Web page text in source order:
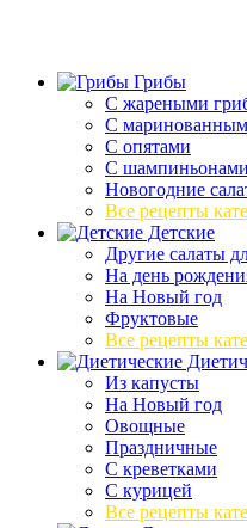
Грибы
C жареными
C
C опятами
C шампиньонами
Новогодние
Все рецепты
Детские
Другие салаты
На день
На Новый год
Фруктовые
Все рецепты
Из капусты
На Новый год
Овощные
Праздничные
С креветками
С курицей
Все рецепты